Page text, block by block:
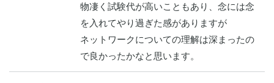
物凄く試験代が高いこともあり、念には念
を入れてやり過ぎた感がありますが
ネットワークについての理解は深まったの
で良かったかなと思います。